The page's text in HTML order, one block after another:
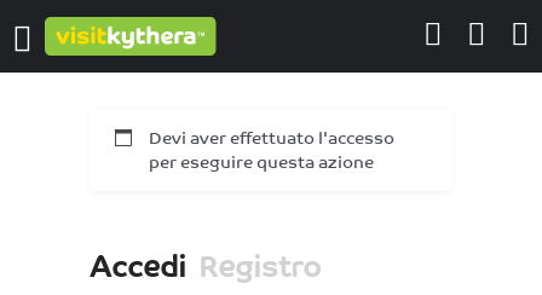
Devi aver effettuato l'accesso
per eseguire questa azione
Accedi Registro